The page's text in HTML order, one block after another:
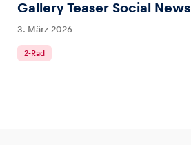
Gallery Teaser Social News
3. März 2026
2-Rad